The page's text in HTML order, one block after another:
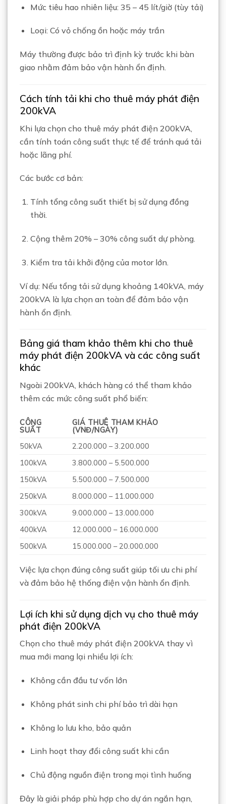
Mức tiêu hao nhiên liệu: 35 – 45 lít/giờ (tùy tải)
Loại: Có vỏ chống ồn hoặc máy trần
Máy thường được bảo trì định kỳ trước khi bàn
giao nhằm đảm bảo vận hành ổn định.
Cách tính tải khi cho thuê máy phát điện
200kVA
Khi lựa chọn cho thuê máy phát điện 200kVA,
cần tính toán công suất thực tế để tránh quá tải
hoặc lãng phí.
Các bước cơ bản:
Tính tổng công suất thiết bị sử dụng đồng
thời.
Cộng thêm 20% – 30% công suất dự phòng.
Kiểm tra tải khởi động của motor lớn.
Ví dụ: Nếu tổng tải sử dụng khoảng 140kVA, máy
200kVA là lựa chọn an toàn để đảm bảo vận
hành ổn định.
Bảng giá tham khảo thêm khi cho thuê
máy phát điện 200kVA và các công suất
khác
Ngoài 200kVA, khách hàng có thể tham khảo
thêm các mức công suất phổ biến:
CÔNG
SUẤT
GIÁ THUÊ THAM KHẢO
(VNĐ/NGÀY)
50kVA
2.200.000 – 3.200.000
100kVA
3.800.000 – 5.500.000
150kVA
5.500.000 – 7.500.000
250kVA
8.000.000 – 11.000.000
300kVA
9.000.000 – 13.000.000
400kVA
12.000.000 – 16.000.000
500kVA
15.000.000 – 20.000.000
Việc lựa chọn đúng công suất giúp tối ưu chi phí
và đảm bảo hệ thống điện vận hành ổn định.
Lợi ích khi sử dụng dịch vụ cho thuê máy
phát điện 200kVA
Chọn cho thuê máy phát điện 200kVA thay vì
mua mới mang lại nhiều lợi ích:
Không cần đầu tư vốn lớn
Không phát sinh chi phí bảo trì dài hạn
Không lo lưu kho, bảo quản
Linh hoạt thay đổi công suất khi cần
Chủ động nguồn điện trong mọi tình huống
Đây là giải pháp phù hợp cho dự án ngắn hạn,